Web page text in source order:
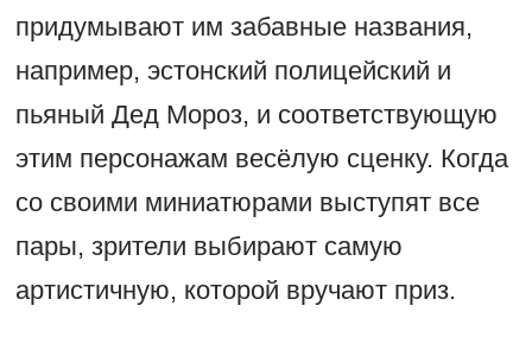
придумывают им забавные названия,
например, эстонский полицейский и
пьяный Дед Мороз, и соответствующую
этим персонажам весёлую сценку. Когда
со своими миниатюрами выступят все
пары, зрители выбирают самую
артистичную, которой вручают приз.